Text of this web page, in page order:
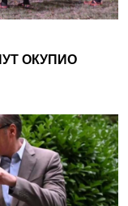
ОКУПИО